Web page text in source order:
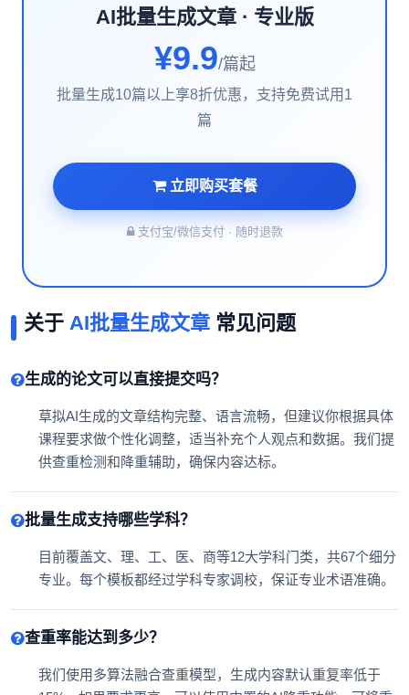
AI批量生成文章 · 专业版
¥9.9/篇起
批量生成10篇以上享8折优惠，支持免费试用1
篇
立即购买套餐
支付宝/微信支付 · 随时退款
关于 AI批量生成文章 常见问题
生成的论文可以直接提交吗？
草拟AI生成的文章结构完整、语言流畅，但建议你根据具体
课程要求做个性化调整，适当补充个人观点和数据。我们提
供查重检测和降重辅助，确保内容达标。
批量生成支持哪些学科？
目前覆盖文、理、工、医、商等12大学科门类，共67个细分
专业。每个模板都经过学科专家调校，保证专业术语准确。
查重率能达到多少？
我们使用多算法融合查重模型，生成内容默认重复率低于